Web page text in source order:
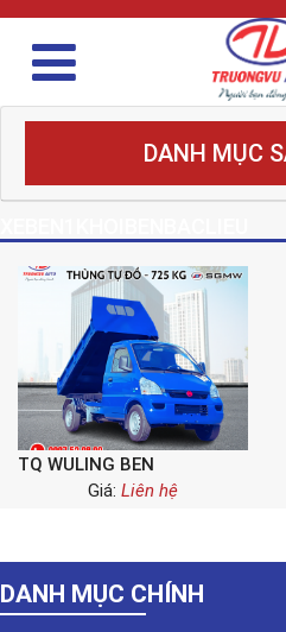
DANH MỤC
TQ WULING BEN
Giá: Liên hệ
DANH MỤC CHÍNH